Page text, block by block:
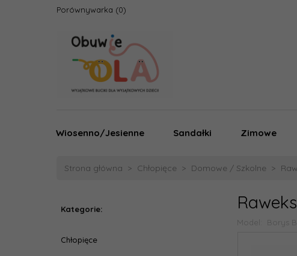
Porównywarka
Wiosenno/Jesienne Sandałki Zimowe
Strona główna Chłopięce Domowe / Szkolne
Kategorie:
Chłopięce
Model: Borys